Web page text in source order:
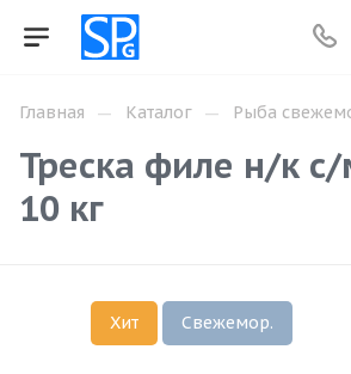
Главная — Каталог — Рыба
Треска филе н/к с/
10 кг
Хит Свежемор.